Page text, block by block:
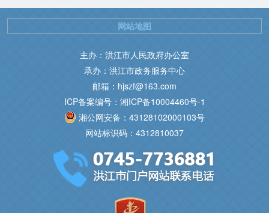
主办：洪江市人民政府办公室
承办：洪江市政务服务中心
邮箱：hjszf@163.com
ICP备案编号：湘ICP备10004460号-1
湘公网安备：43128102000103号
网站标识码：4312810037
网站地图